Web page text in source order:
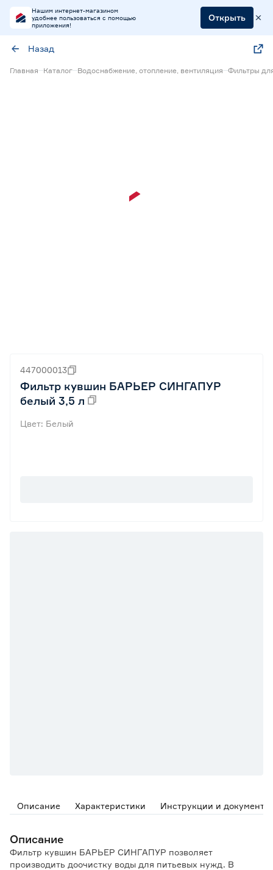
Нашим интернет-магазином
удобнее пользоваться с помощью
приложения!
Открыть
Назад
Главная Каталог Водоснабжение, отопление, вентиляция Фильтры
447000013
Фильтр кувшин БАРЬЕР СИНГАПУР
белый 3,5 л
Цвет: Белый
Описание Характеристики Инструкции и документы
Описание
Фильтр кувшин БАРЬЕР СИНГАПУР позволяет
производить доочистку воды для питьевых нужд. В